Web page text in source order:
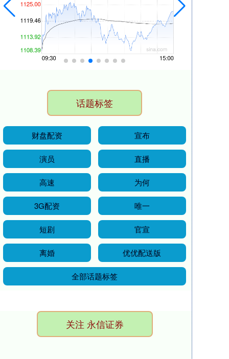
话题标签
财盘配资 宣布
演员 直播
高速 为何
3G配资 唯一
短剧 官宣
离婚 优优配送版
全部话题标签
关注 永信证券